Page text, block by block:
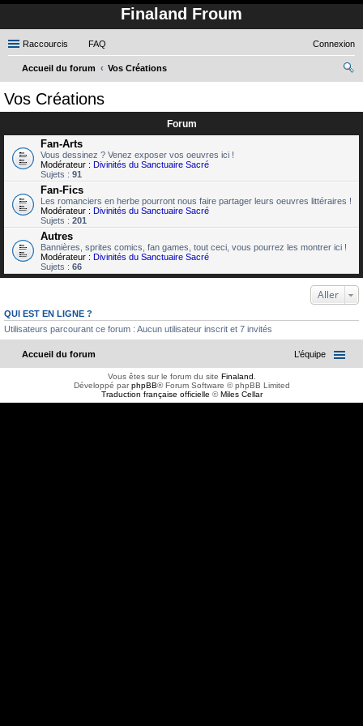
Finaland Froum
Raccourcis FAQ Connexion
Accueil du forum
Vos Créations
Vos Créations
Forum
Fan-Arts
Vous dessinez ? Venez exposer vos oeuvres ici !
Modérateur : Divinités du Sanctuaire Sacré
Sujets : 91
Fan-Fics
Les romanciers en herbe pourront nous faire partager leurs oeuvres littéraires !
Modérateur : Divinités du Sanctuaire Sacré
Sujets : 201
Autres
Bannières, sprites comics, fan games, tout ceci, vous pourrez les montrer ici !
Modérateur : Divinités du Sanctuaire Sacré
Sujets : 66
Aller
QUI EST EN LIGNE ?
Utilisateurs parcourant ce forum : Aucun utilisateur inscrit et 7 invités
Accueil du forum L’équipe
Vous êtes sur le forum du site Finaland
Développé parphpBB® Forum Software © phpBB Limited
Traduction française officielle ©Miles Cellar